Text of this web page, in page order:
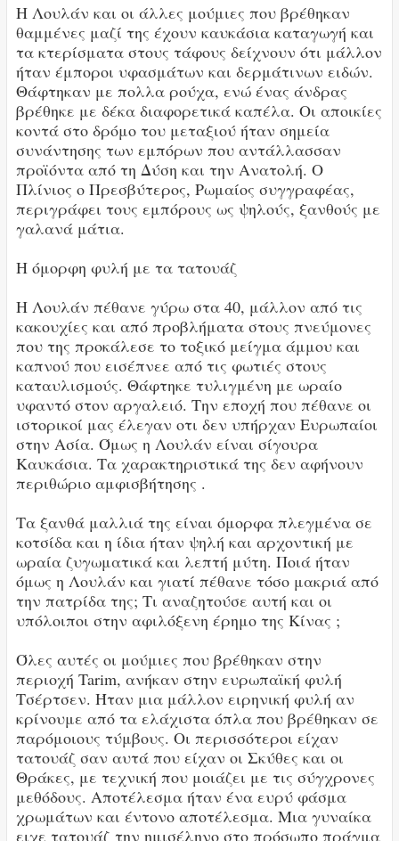
Η Λουλάν και οι άλλες μούμιες που βρέθηκαν
θαμμένες μαζί της έχουν καυκάσια καταγωγή και
τα κτερίσματα στους τάφους δείχνουν ότι μάλλον
ήταν έμποροι υφασμάτων και δερμάτινων ειδών.
Θάφτηκαν με πολλα ρούχα, ενώ ένας άνδρας
βρέθηκε με δέκα διαφορετικά καπέλα. Οι αποικίες
κοντά στο δρόμο του μεταξιού ήταν σημεία
συνάντησης των εμπόρων που αντάλλασσαν
προϊόντα από τη Δύση και την Ανατολή. Ο
Πλίνιος ο Πρεσβύτερος, Ρωμαίος συγγραφέας,
περιγράφει τους εμπόρους ως ψηλούς, ξανθούς με
γαλανά μάτια.
Η όμορφη φυλή με τα τατουάζ
Η Λουλάν πέθανε γύρω στα 40, μάλλον από τις
κακουχίες και από προβλήματα στους πνεύμονες
που της προκάλεσε το τοξικό μείγμα άμμου και
καπνού που εισέπνεε από τις φωτιές στους
καταυλισμούς. Θάφτηκε τυλιγμένη με ωραίο
υφαντό στον αργαλειό. Την εποχή που πέθανε οι
ιστορικοί μας έλεγαν οτι δεν υπήρχαν Ευρωπαίοι
στην Ασία. Όμως η Λουλάν είναι σίγουρα
Καυκάσια. Τα χαρακτηριστικά της δεν αφήνουν
περιθώριο αμφισβήτησης .
Τα ξανθά μαλλιά της είναι όμορφα πλεγμένα σε
κοτσίδα και η ίδια ήταν ψηλή και αρχοντική με
ωραία ζυγωματικά και λεπτή μύτη. Ποιά ήταν
όμως η Λουλάν και γιατί πέθανε τόσο μακριά από
την πατρίδα της; Τι αναζητούσε αυτή και οι
υπόλοιποι στην αφιλόξενη έρημο της Κίνας ;
Όλες αυτές οι μούμιες που βρέθηκαν στην
περιοχή Tarim, ανήκαν στην ευρωπαϊκή φυλή
Τσέρτσεν. Ήταν μια μάλλον ειρηνική φυλή αν
κρίνουμε από τα ελάχιστα όπλα που βρέθηκαν σε
παρόμοιους τύμβους. Οι περισσότεροι είχαν
τατουάζ σαν αυτά που είχαν οι Σκύθες και οι
Θράκες, με τεχνική που μοιάζει με τις σύγχρονες
μεθόδους. Αποτέλεσμα ήταν ένα ευρύ φάσμα
χρωμάτων και έντονο αποτέλεσμα. Μια γυναίκα
ειχε τατουάζ την ημισέληνο στο πρόσωπο πράγμα